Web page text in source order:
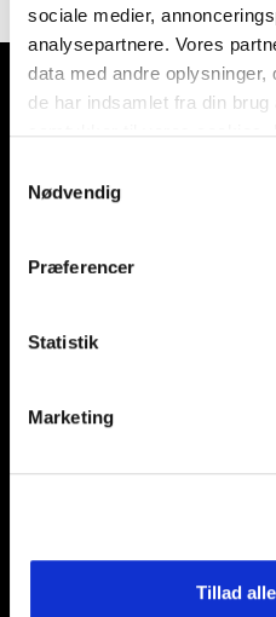
sociale medier,
analysepartnere. Vores
data med andre
de har indsamlet fra din
Nødvendig
Præferencer
Statistik
Marketing
Tillad